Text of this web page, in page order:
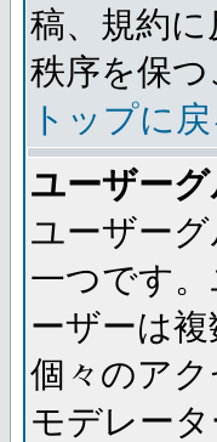
稿、規約
秩序を保つ
トップに戻
ユーザー
ユーザー
一つです
ーザーは
個々のア
モデレー